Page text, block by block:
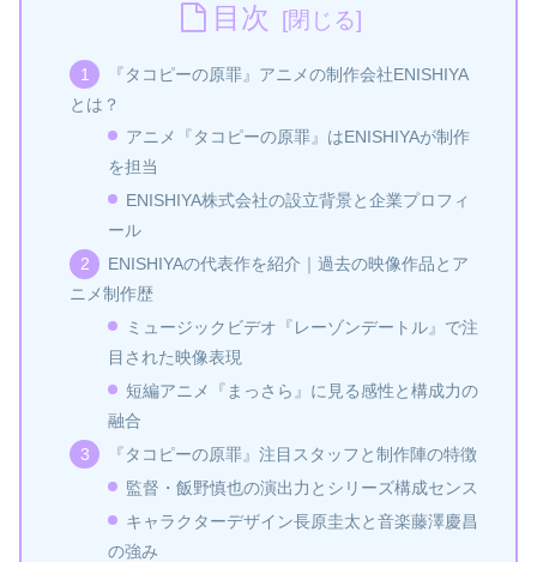
目次
『タコピーの原罪』アニメの制作会社ENISHIYA
とは？
アニメ『タコピーの原罪』はENISHIYAが制作
を担当
ENISHIYA株式会社の設立背景と企業プロフィ
ール
ENISHIYAの代表作を紹介｜過去の映像作品とア
ニメ制作歴
ミュージックビデオ『レーゾンデートル』で注
目された映像表現
短編アニメ『まっさら』に見る感性と構成力の
融合
『タコピーの原罪』注目スタッフと制作陣の特徴
監督・飯野慎也の演出力とシリーズ構成センス
キャラクターデザイン長原圭太と音楽藤澤慶昌
の強み